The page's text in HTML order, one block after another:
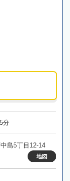
分
島5丁目12-14
地図